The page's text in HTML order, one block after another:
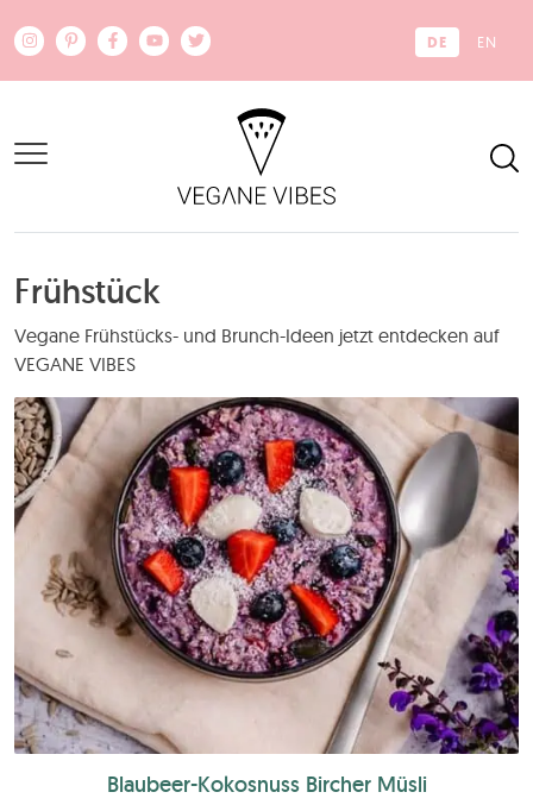
DE EN
Frühstück
Vegane Frühstücks- und Brunch-Ideen jetzt entdecken auf
VEGANE VIBES
Blaubeer-Kokosnuss Bircher Müsli